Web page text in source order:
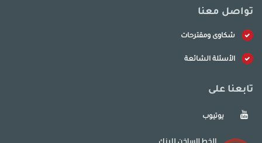
تواصل معنا
شكاوى ومقترحات
الأسئلة الشائعة
تابعنا على
يوتيوب